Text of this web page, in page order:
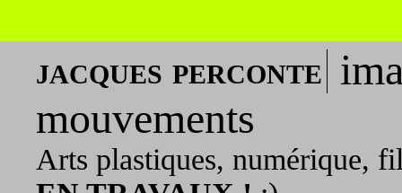
jacques perconte
mouvements
Arts plastiques, numérique,